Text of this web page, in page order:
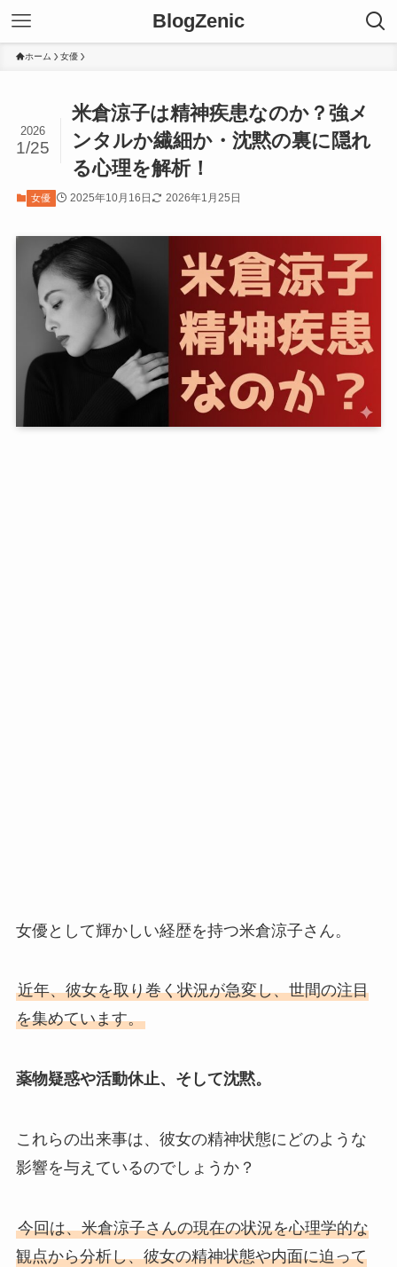
BlogZenic
ホーム 女優
米倉涼子は精神疾患なのか？強メ
ンタルか繊細か・沈黙の裏に隠れ
る心理を解析！
2026
1/25
女優 2025年10月16日 2026年1月25日
女優として輝かしい経歴を持つ米倉涼子さん。
近年、彼女を取り巻く状況が急変し、世間の注目
を集めています。
薬物疑惑や活動休止、そして沈黙。
これらの出来事は、彼女の精神状態にどのような
影響を与えているのでしょうか？
今回は、米倉涼子さんの現在の状況を心理学的な
観点から分析し、彼女の精神状態や内面に迫って